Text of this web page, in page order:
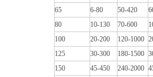
65
6-80 50-420
80
10-130 70-600
100
20-200 120-1000
125
30-300 180-1500
150
45-450 240-2000